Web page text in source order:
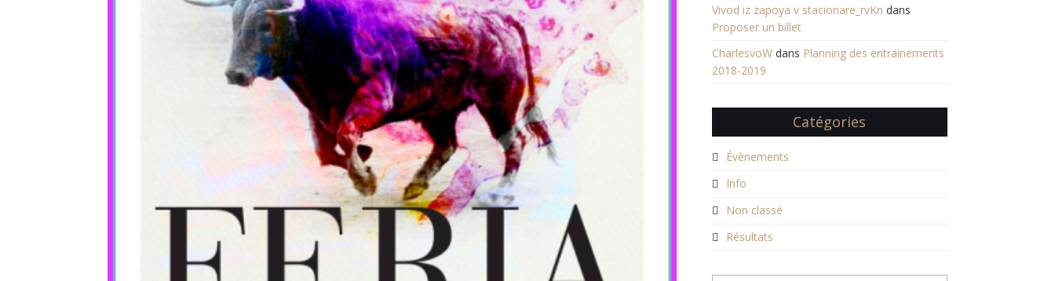
Vivod iz zapoya v stacionare_rvKn dans
Proposer un billet
CharlesvoWdans Planning des entrainements
2018-2019
Catégories
Évènements
Info
Non classé
Résultats